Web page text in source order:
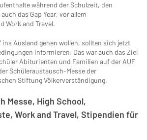
während der Schulzeit, den
das Gap Year, vor allem
Work and Travel.
Ausland gehen wollen, sollten sich jetzt
informieren. Das war auch das Ziel
Abiturienten und Familien auf der AUF
Schüleraustausch-Messe der
Stiftung Völkerverständigung.
Messe, High School,
Work and Travel, Stipendien für